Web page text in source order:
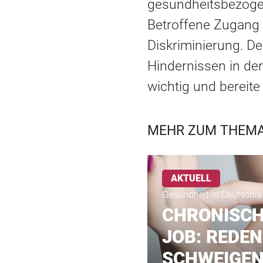
Betroffene
Diskriminierung.
Hindernissen in
wichtig und
MEHR ZUM
AKTUELL
Gesundheit in
JOB: